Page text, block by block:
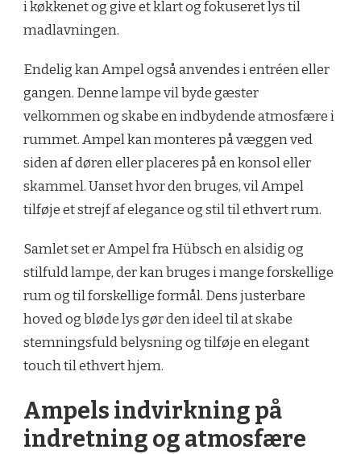
i køkkenet og give et klart og fokuseret lys til
madlavningen.
Endelig kan Ampel også anvendes i entréen eller
gangen. Denne lampe vil byde gæster
velkommen og skabe en indbydende atmosfære i
rummet. Ampel kan monteres på væggen ved
siden af døren eller placeres på en konsol eller
skammel. Uanset hvor den bruges, vil Ampel
tilføje et strejf af elegance og stil til ethvert rum.
Samlet set er Ampel fra Hübsch en alsidig og
stilfuld lampe, der kan bruges i mange forskellige
rum og til forskellige formål. Dens justerbare
hoved og bløde lys gør den ideel til at skabe
stemningsfuld belysning og tilføje en elegant
touch til ethvert hjem.
Ampels indvirkning på
indretning og atmosfære